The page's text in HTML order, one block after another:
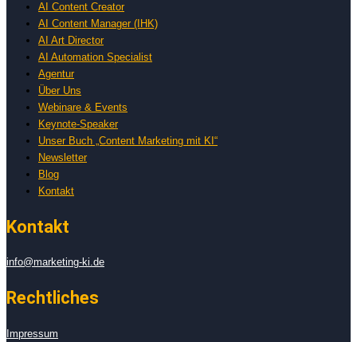
AI Content Creator
AI Content Manager (IHK)
AI Art Director
AI Automation Specialist
Agentur
Über Uns
Webinare & Events
Keynote-Speaker
Unser Buch „Content Marketing mit KI“
Newsletter
Blog
Kontakt
Kontakt
info@marketing-ki.de
Rechtliches
Impressum